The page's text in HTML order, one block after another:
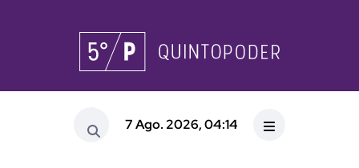
7 Ago. 2026, 04:14